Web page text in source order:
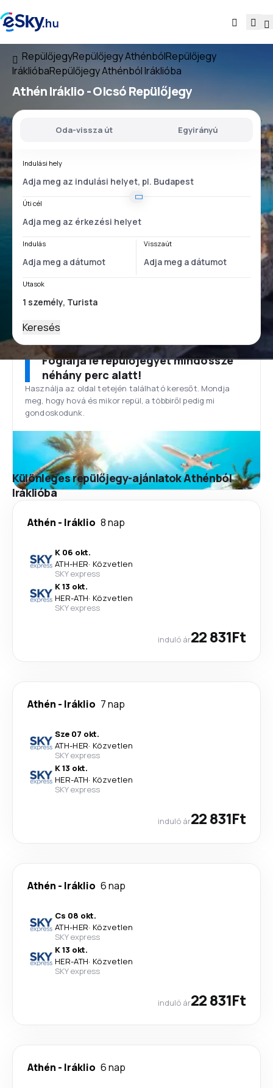
RepülőjegyRepülőjegy AthénbólRepülőjegy
IráklióbaRepülőjegy Athénból Iráklióba
Athén Iráklio- Olcsó Repülőjegy
Oda-vissza út Egyirányú
Indulási hely
Úti cél
Indulás Visszaút
Utasok
Keresés
Foglalja le repülőjegyét mindössze
néhány perc alatt!
Használja az oldal tetején található keresőt. Mondja
meg, hogy hová és mikor repül, a többiről pedig mi
gondoskodunk.
Különleges repülőjegy-ajánlatok Athénból
Iráklióba
Athén - Iráklio 8 nap
K 06 okt.
ATH-HER· Közvetlen
SKY express
K 13 okt.
HER-ATH· Közvetlen
SKY express
induló ár22 831Ft
Athén - Iráklio 7 nap
Sze 07 okt.
ATH-HER· Közvetlen
SKY express
K 13 okt.
HER-ATH· Közvetlen
SKY express
induló ár22 831Ft
Athén - Iráklio 6 nap
Cs 08 okt.
ATH-HER· Közvetlen
SKY express
K 13 okt.
HER-ATH· Közvetlen
SKY express
induló ár22 831Ft
Athén - Iráklio 6 nap